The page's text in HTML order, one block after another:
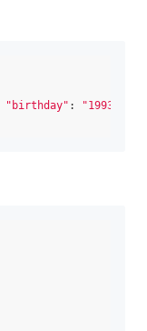
"birthday" :
"1993-07-